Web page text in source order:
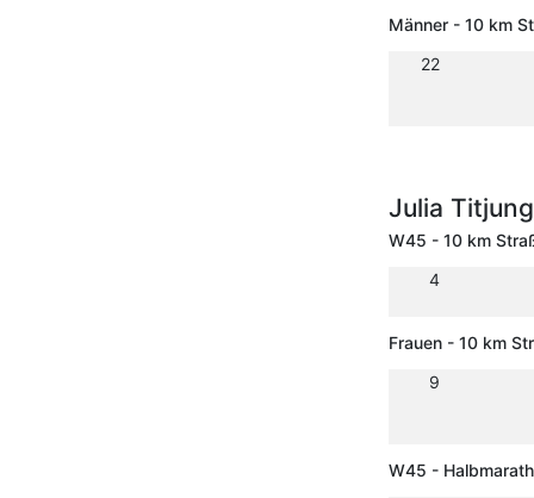
Männer - 10 km
22
Julia
W45 - 10 km
4
Frauen - 10 km
9
W45 -